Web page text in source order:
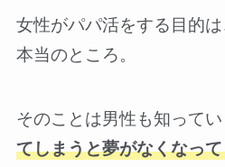
女性がパパ活をする目的
本当のところ。
そのことは男性も知ってい
てしまうと夢がなくなっ